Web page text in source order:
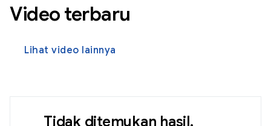
Video terbaru
Lihat video lainnya
Tidak ditemukan hasil.